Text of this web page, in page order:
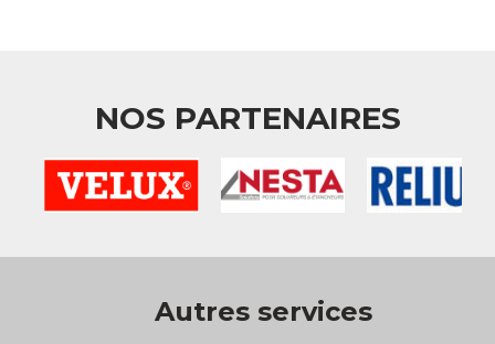
NOS PARTENAIRES
Autres services